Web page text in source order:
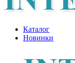
Каталог
Новинки